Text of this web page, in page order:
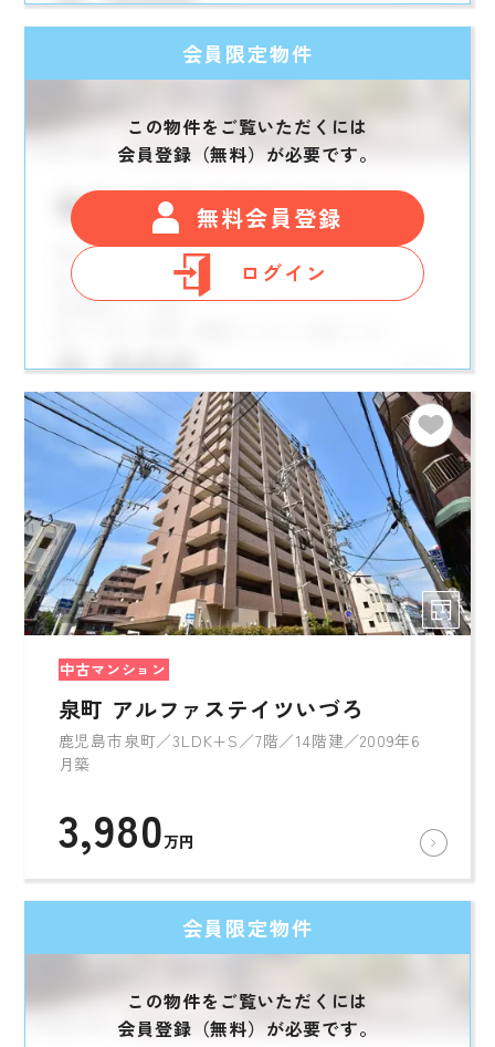
会員限定物件
この物件をご覧いただくには
会員登録（無料）が必要です。
無料会員登録
ログイン
中古マンション
泉町 アルファステイツいづろ
鹿児島市泉町／3LDK+S／7階／14階建／2009年6
月築
3,980万円
会員限定物件
この物件をご覧いただくには
会員登録（無料）が必要です。